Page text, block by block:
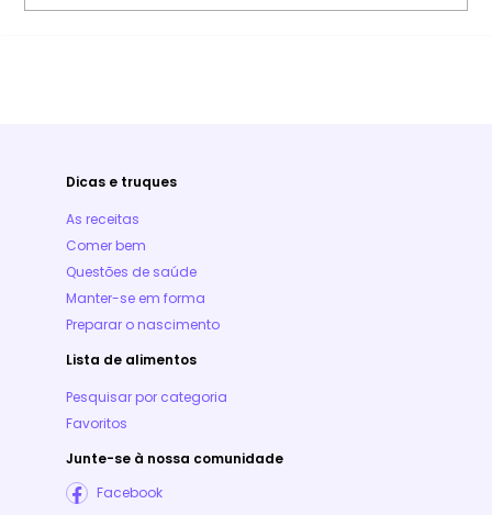
Dicas e truques
As receitas
Comer bem
Questões de saúde
Manter-se em forma
Preparar o nascimento
Lista de alimentos
Pesquisar por categoria
Favoritos
Junte-se à nossa comunidade
Facebook